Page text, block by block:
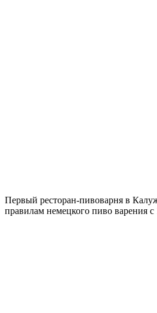
Первый ресторан-пивоварня в
правилам немецкого пиво варения с